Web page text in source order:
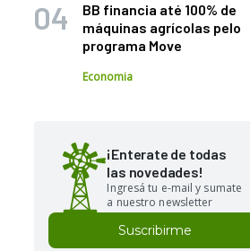
BB financia até 100% de
máquinas agrícolas pelo
programa Move
Economia
¡Enterate de todas
las novedades!
Ingresá tu e-mail y sumate
a nuestro newsletter
Suscribirme